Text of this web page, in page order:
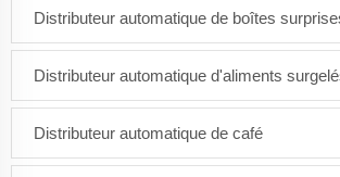
Distributeur automatique de boîtes
Distributeur automatique d'aliments
Distributeur automatique de café